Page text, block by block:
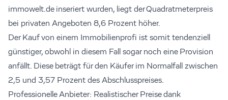
immowelt.de inseriert wurden, liegt der Quadratmeterpreis
bei privaten Angeboten 8,6 Prozent höher.
Der Kauf von einem Immobilienprofi ist somit tendenziell
günstiger, obwohl in diesem Fall sogar noch eine Provision
anfällt. Diese beträgt für den Käufer im Normalfall zwischen
2,5 und 3,57 Prozent des Abschlusspreises.
Professionelle Anbieter: Realistischer Preise dank